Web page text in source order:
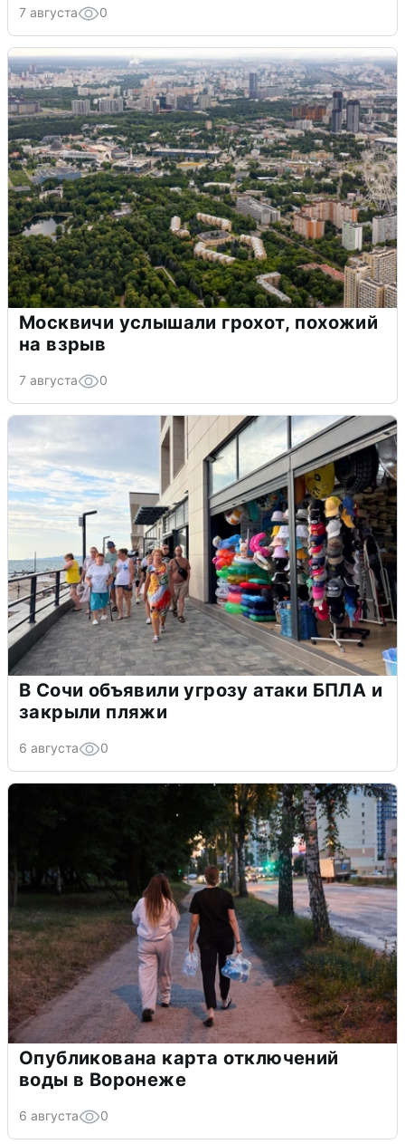
7 августа 0
Москвичи услышали грохот, похожий
на взрыв
7 августа 0
В Сочи объявили угрозу атаки БПЛА и
закрыли пляжи
6 августа 0
Опубликована карта отключений
воды в Воронеже
6 августа 0